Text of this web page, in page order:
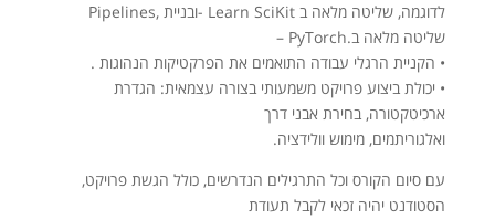
לדוגמה, שליטה מלאה ב Learn SciKit -ובניית ,Pipelines
שליטה מלאה ב.PyTorch –
• הקניית הרגלי עבודה התואמים את הפרקטיקות הנהוגות .
• יכולת ביצוע פרויקט משמעותי בצורה עצמאית: הגדרת
ארכיטקטורה, בחירת אבני דרך
ואלגוריתמים, מימוש וולידציה.
עם סיום הקורס וכל התרגילים הנדרשים, כולל הגשת פרויקט,
הסטודנט יהיה זכאי לקבל תעודת